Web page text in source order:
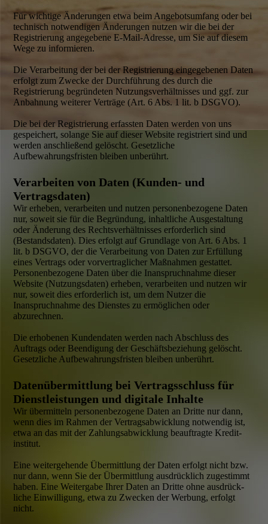
Für wichtige Änderungen etwa beim Angebots­umfang oder bei
technisch notwendigen Änderungen nutzen wir die bei der
Registrierung angegebene E-Mail-Adresse, um Sie auf diesem
Wege zu informieren.
Die Verarbeitung der bei der Registrierung eingegebenen Daten
erfolgt zum Zwecke der Durch­führung des durch die
Registrierung begründeten Nutzungs­verhältnisses und ggf. zur
Anbahnung weiterer Verträge (Art. 6 Abs. 1 lit. b DSGVO).
Die bei der Registrierung erfassten Daten werden von uns
gespeichert, solange Sie auf dieser Website registriert sind und
werden anschließend gelöscht. Gesetzliche
Aufbewahrungsfristen bleiben unberührt.
Verarbeiten von Daten (Kunden- und
Vertragsdaten)
Wir erheben, verarbeiten und nutzen personen­bezogene Daten
nur, soweit sie für die Begründung, inhaltliche Ausgestaltung
oder Änderung des Rechts­verhältnisses erforderlich sind
(Bestandsdaten). Dies erfolgt auf Grundlage von Art. 6 Abs. 1
lit. b DSGVO, der die Verarbeitung von Daten zur Erfüllung
eines Vertrags oder vorvertraglicher Maßnahmen gestattet.
Personen­bezogene Daten über die Inanspruch­nahme dieser
Website (Nutzungsdaten) erheben, verarbeiten und nutzen wir
nur, soweit dies erforderlich ist, um dem Nutzer die
Inanspruchnahme des Dienstes zu ermöglichen oder
abzurechnen.
Die erhobenen Kundendaten werden nach Abschluss des
Auftrags oder Beendigung der Geschäftsbeziehung gelöscht.
Gesetzliche Aufbewahrungsfristen bleiben unberührt.
Daten­über­mittlung bei Vertragsschluss für
Dienst­leistungen und digitale Inhalte
Wir übermitteln personen­bezogene Daten an Dritte nur dann,
wenn dies im Rahmen der Vertrags­abwicklung notwendig ist,
etwa an das mit der Zahlungs­abwicklung beauftragte Kredit­
institut.
Eine weitergehende Übermittlung der Daten erfolgt nicht bzw.
nur dann, wenn Sie der Übermittlung ausdrücklich zugestimmt
haben. Eine Weitergabe Ihrer Daten an Dritte ohne ausdrück­
liche Einwilligung, etwa zu Zwecken der Werbung, erfolgt
nicht.